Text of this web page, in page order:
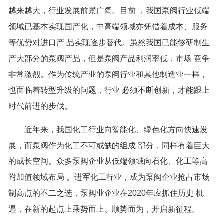
越来越大，行业发展前景广阔。目前 ，我国泵阀行业低端
领域已基本实现国产化，中高端领域亦凭借着成本、服务
等优势对进口产 品实现逐步替代。虽然我国已能够研制生
产大部分的泵阀产品，但是泵阀产品利润率低，市场 竞争
非常激烈。作为传统产业的泵阀行业和其他制造业一样，
也面临着转型升级的问题，行业 必须不断创新，才能跟上
时代前进的步伐。
近年来，我国化工行业向智能化、绿色化方向快速发
展，而泵阀作为化工不可或缺的组成 部分，同样有着巨大
的成长空间。众多泵阀企业从低端领域向石化、化工等高
附加值领域布局 。进军化工行业，成为泵阀企业抢占市场
制高点的不二之选，泵阀业企业在2020年应抓住历史 机
遇，在新的起点上乘势而上、顺势而为，开启新征程。